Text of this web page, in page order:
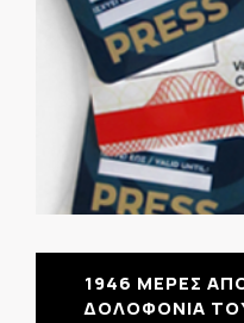
1946 ΜΕΡΕΣ
ΔΟΛΟΦΟΝΙΑ